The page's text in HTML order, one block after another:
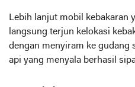
Lebih lanjut mobil kebakaran
langsung terjun kelokasi
dengan menyiram ke gudang
api yang menyala berhasil